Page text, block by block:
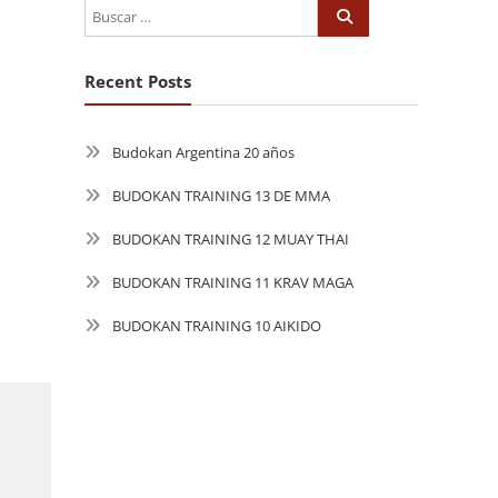
Recent Posts
Budokan Argentina 20 años
BUDOKAN TRAINING 13 DE MMA
BUDOKAN TRAINING 12 MUAY THAI
BUDOKAN TRAINING 11 KRAV MAGA
BUDOKAN TRAINING 10 AIKIDO